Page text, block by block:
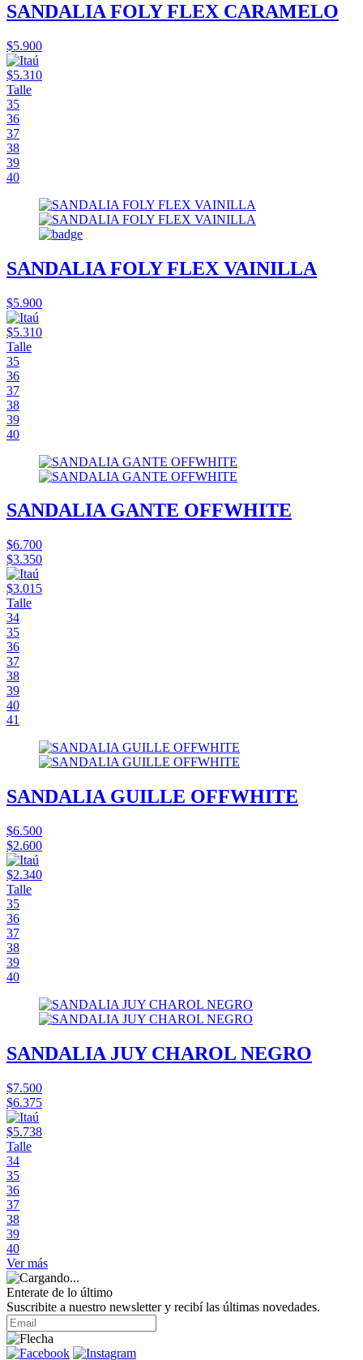
SANDALIA FOLY FLEX CARAMELO
$5.900
$5.310
Talle
35
36
37
38
39
40
SANDALIA FOLY FLEX VAINILLA
$5.900
$5.310
Talle
35
36
37
38
39
40
SANDALIA GANTE OFFWHITE
$6.700
$3.350
$3.015
Talle
34
35
36
37
38
39
40
41
SANDALIA GUILLE OFFWHITE
$6.500
$2.600
$2.340
Talle
35
36
37
38
39
40
SANDALIA JUY CHAROL NEGRO
$7.500
$6.375
$5.738
Talle
34
35
36
37
38
39
40
Ver más
Enterate de lo último
Suscribite a nuestro newsletter y recibí las últimas novedades.